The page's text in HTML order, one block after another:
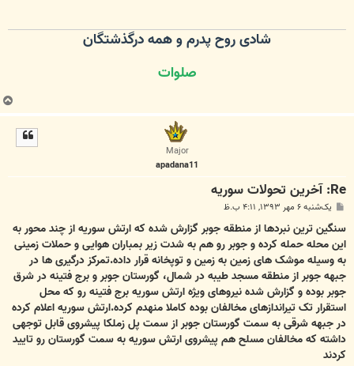
شادی روح پدرم و همه درگذشتگان
صلوات
ب
ا
Major
apadana11
Re: آخرين تحولات سوريه
پ
ت
یک‌شنبه ۶ مهر ۱۳۹۳, ۴:۱۱ ب.ظ
سنگین ترین نبردها از منطقه جوبر گزارش شده که ارتش سوریه از چند محور به
این محله حمله کرده و جوبر رو هم به شدت زیر بمباران هوایی و حملات زمینی
به وسیله موشک های زمین به زمین و توپخانه قرار داده.تمرکز درگیری ها در
جبهه جوبر از منطقه مسجد طیبه در شمال، گورستان جوبر و برج فتینه در شرق
جوبر بوده و گزارش شده نیروهای ویژه ارتش سوریه برج فتینه رو که محل
استقرار تک تیراندازهای مخالفان بوده کاملا منهدم کرده.ارتش سوریه اعلام کرده
در جبهه شرقی به سمت گورستان جوبر از سمت پل زملکا پیشروی قابل توجهی
داشته که مخالفان مسلح هم پیشروی ارتش سوریه به سمت گورستان رو تایید
کردند